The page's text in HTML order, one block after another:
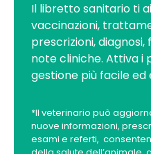
Il libretto sanitario ti
vaccinazioni,
prescrizioni,
note cliniche. Attiva i
gestione più facile
*Il veterinario può
nuove informazioni,
esami e referti,